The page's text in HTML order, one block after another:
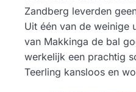
Zandberg leverden
Uit één van de weinige
van Makkinga de bal
werkelijk een prachtig
Teerling kansloos en